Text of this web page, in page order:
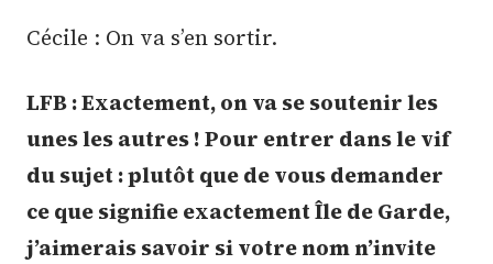
Cécile : On va s’en sortir.
LFB : Exactement, on va se soutenir les
unes les autres ! Pour entrer dans le vif
du sujet : plutôt que de vous demander
ce que signifie exactement Île de Garde,
j’aimerais savoir si votre nom n’invite